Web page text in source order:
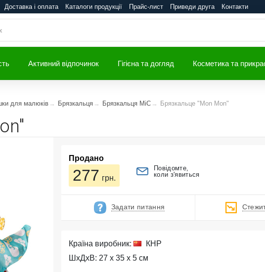
Доставка і оплата Каталоги продукції Прайс-лист Приведи друга Контакти
Активний відпочинок Гігієна та догляд Косметика та
для малюків Брязкальця Брязкальця MiC Брязкальце "Mon Mon"
Продано
277 грн.
Повідомте,
коли з'явиться
Задати питання
Країна виробник:
КНР
ШхДхВ: 27 x 35 x 5 см